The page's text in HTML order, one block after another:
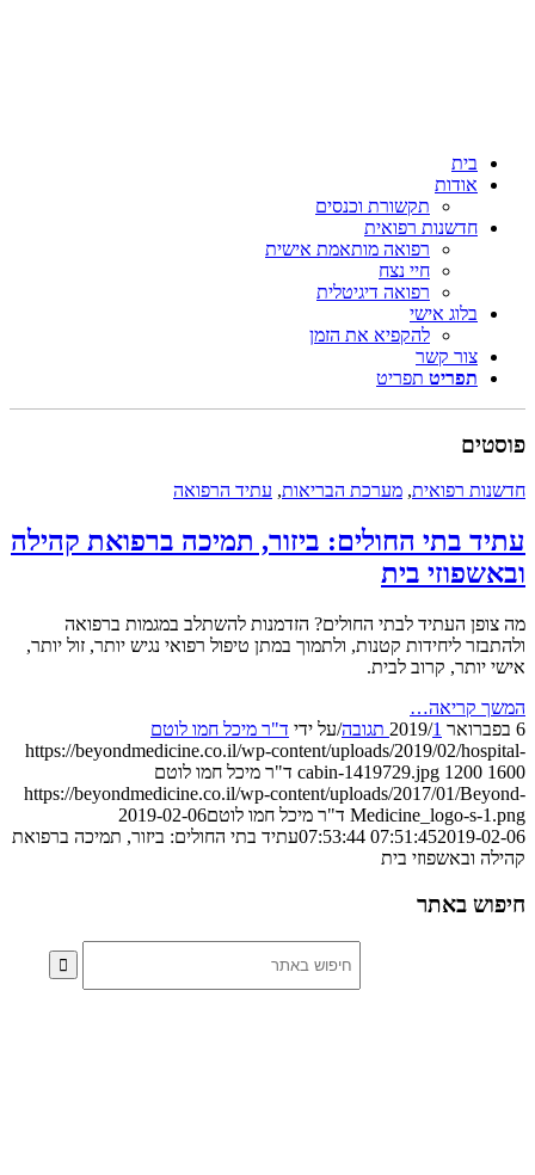
אודות
תקשורת וכנסים
חדשנות רפואית
רפואה מותאמת אישית
חיי נצח
רפואה דיגיטלית
בלוג אישי
להקפיא את הזמן
צור קשר
תפריט תפריט
רפואית,מערכת הבריאות,עתיד הרפואה
בתי החולים: ביזור, תמיכה ברפואת קהילה
בית
העתיד לבתי החולים? הזדמנות להשתלב במגמות ברפואה
ליחידות קטנות, ולתמוך במתן טיפול רפואי נגיש יותר, זול יותר,
קרוב לבית.
קריאה…
/1 תגובה /על ידיד"ר מיכל חמו לוטם
https://beyondmedicine.co.il/wp-content/uploads/2019/02/
cabin-1419729.jpg 1200
ד"ר מיכל חמו לוטם
https://beyondmedicine.co.il/wp-content/uploads/2017/01/
Medicine_logo-s- ד"ר מיכל חמו לוטם2019-02-06
07:51:452019-02-06
עתיד בתי החולים: ביזור, תמיכה ברפואת
ובאשפוזי בית
באתר